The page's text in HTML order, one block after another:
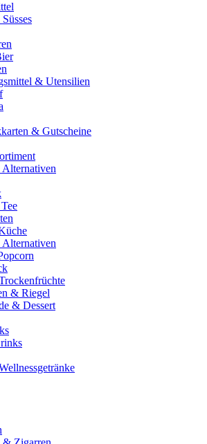
& Utensilien
& Gutscheine
Alternativen
& Riegel
& Dessert